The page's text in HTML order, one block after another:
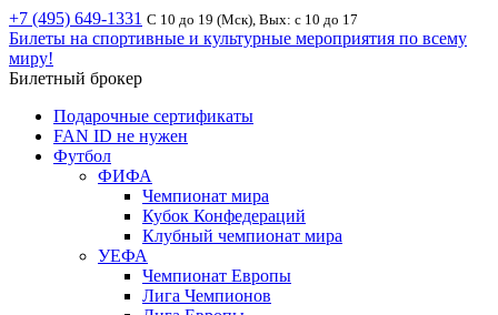
+7 (495) 649-1331 С 10 до 19 (Мск), Вых: с 10 до 17
Билеты на спортивные и культурные мероприятия по всему
миру!
Билетный брокер
Подарочные сертификаты
FAN ID не нужен
Футбол
ФИФА
Чемпионат мира
Кубок Конфедераций
Клубный чемпионат мира
УЕФА
Чемпионат Европы
Лига Чемпионов